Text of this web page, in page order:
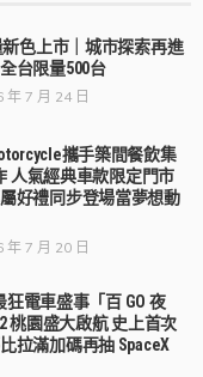
新色上市｜城市探索再進
台限量500台
年 7 月 24 日
攜手築間餐飲集
人氣經典車款限定門市
好禮同步登場當夢想動
年 7 月 20 日
狂電車盛事「百 GO 夜
桃園盛大啟航 史上首次
拉滿加碼再抽 SpaceX